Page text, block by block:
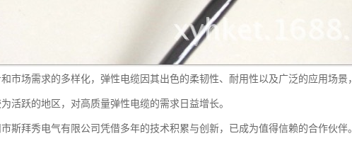
市场需求的多样化，弹性电缆因其出色的柔韧性、耐用性以及广泛的应用场景
活跃的地区，对高质量弹性电缆的需求日益增长。
斯拜秀电气有限公司凭借多年的技术积累与创新，已成为值得信赖的合作伙伴。